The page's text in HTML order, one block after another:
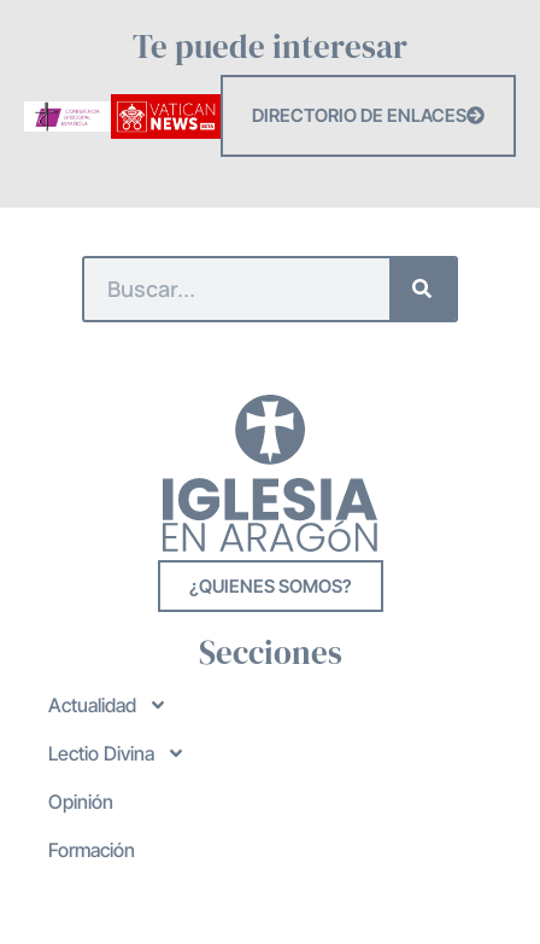
Te puede interesar
DIRECTORIO DE ENLACES
¿QUIENES SOMOS?
Secciones
Actualidad
Lectio Divina
Opinión
Formación